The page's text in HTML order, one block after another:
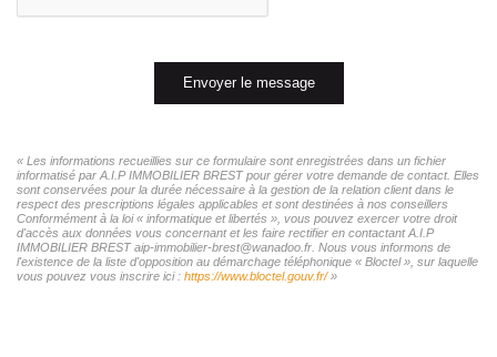
Envoyer le message
« Les informations recueillies sur ce formulaire sont enregistrées dans un fichier
informatisé par A.I.P IMMOBILIER BREST pour gérer votre demande de contact. Elles
sont conservées pour la durée nécessaire à la gestion de la relation client dans le
respect des prescriptions légales applicables et sont destinées à nos conseillers
Conformément à la loi « informatique et libertés », vous pouvez exercer votre droit
d'accès aux données vous concernant et les faire rectifier en contactant A.I.P
IMMOBILIER BREST aip-immobilier-brest@wanadoo.fr. Nous vous informons de
l'existence de la liste d'opposition au démarchage téléphonique « Bloctel », sur laquelle
vous pouvez vous inscrire ici : https://www.bloctel.gouv.fr/»